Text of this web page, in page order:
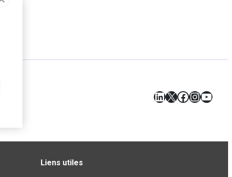
LinkedIn
X Facebook
Liens utiles